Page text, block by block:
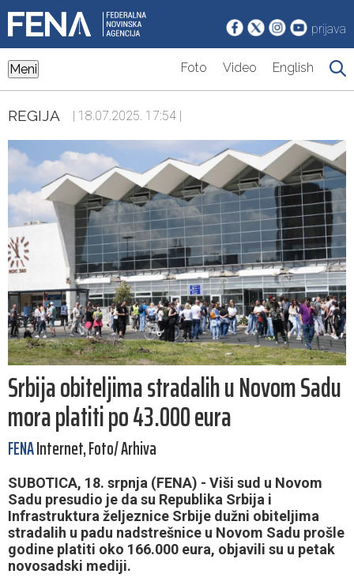
prijava
Meni Foto Video English
REGIJA | 18.07.2025. 17:54 |
Srbija obiteljima stradalih u Novom Sadu
mora platiti po 43.000 eura
FENAInternet, Foto/ Arhiva
SUBOTICA, 18. srpnja (FENA) - Viši sud u Novom
Sadu presudio je da su Republika Srbija i
Infrastruktura željeznice Srbije dužni obiteljima
stradalih u padu nadstrešnice u Novom Sadu prošle
godine platiti oko 166.000 eura, objavili su u petak
novosadski mediji.